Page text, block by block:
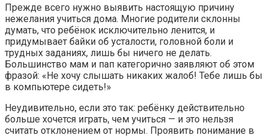
Прежде всего нужно выявить настоящую причину
нежелания учиться дома. Многие родители склонны
думать, что ребёнок исключительно ленится, и
придумывает байки об усталости, головной боли и
трудных заданиях, лишь бы ничего не делать.
Большинство мам и пап категорично заявляют об этом
фразой: «Не хочу слышать никаких жалоб! Тебе лишь бы
в компьютере сидеть!»
Неудивительно, если это так: ребёнку действительно
больше хочется играть, чем учиться — и это нельзя
считать отклонением от нормы. Проявить понимание в